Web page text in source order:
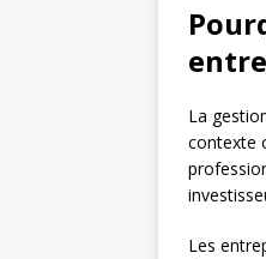
La
contexte
Les